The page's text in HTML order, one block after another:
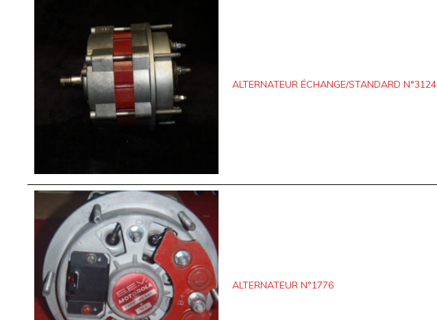
ALTERNATEUR ÉCHANGE/STANDARD N°3124
ALTERNATEUR N°1776